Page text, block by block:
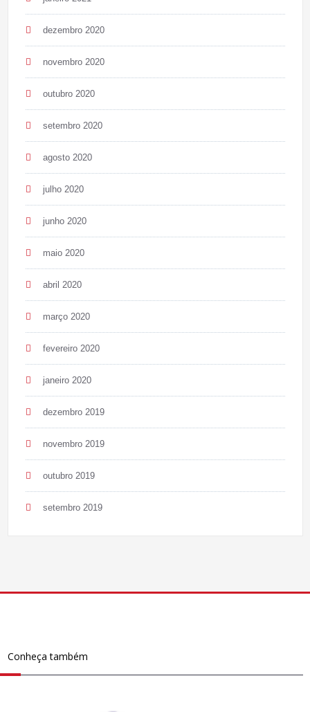
dezembro 2020
novembro 2020
outubro 2020
setembro 2020
agosto 2020
julho 2020
junho 2020
maio 2020
abril 2020
março 2020
fevereiro 2020
janeiro 2020
dezembro 2019
novembro 2019
outubro 2019
setembro 2019
Conheça também